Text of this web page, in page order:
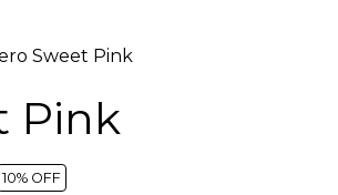
Sweet Pink
Pink
10% OFF